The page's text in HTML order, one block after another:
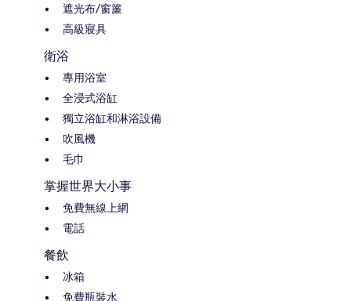
遮光布/窗簾
高級寢具
衛浴
專用浴室
全浸式浴缸
獨立浴缸和淋浴設備
吹風機
毛巾
掌握世界大小事
免費無線上網
電話
餐飲
冰箱
免費瓶裝水